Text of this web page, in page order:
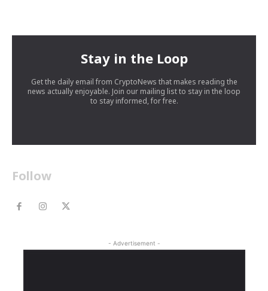
Stay in the Loop
Get the daily email from CryptoNews that makes reading the
news actually enjoyable. Join our mailing list to stay in the loop
to stay informed, for free.
Follow
- Advertisement -